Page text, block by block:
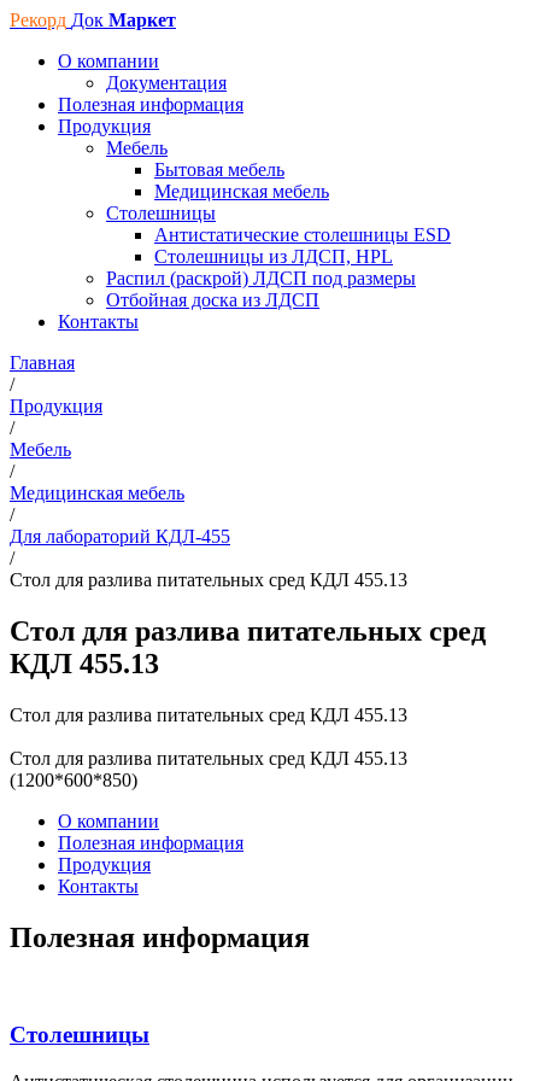
Рекорд Док Маркет
О компании
Документация
Полезная информация
Продукция
Мебель
Бытовая мебель
Медицинская мебель
Столешницы
Антистатические столешницы ESD
Столешницы из ЛДСП, HPL
Распил (раскрой) ЛДСП под размеры
Отбойная доска из ЛДСП
Контакты
Главная
/
Продукция
/
Мебель
/
Медицинская мебель
/
Для лабораторий КДЛ-455
/
Стол для разлива питательных сред КДЛ 455.13
Стол для разлива питательных сред
КДЛ 455.13
Стол для разлива питательных сред КДЛ 455.13
Стол для разлива питательных сред КДЛ 455.13
(1200*600*850)
О компании
Полезная информация
Продукция
Контакты
Полезная информация
Столешницы